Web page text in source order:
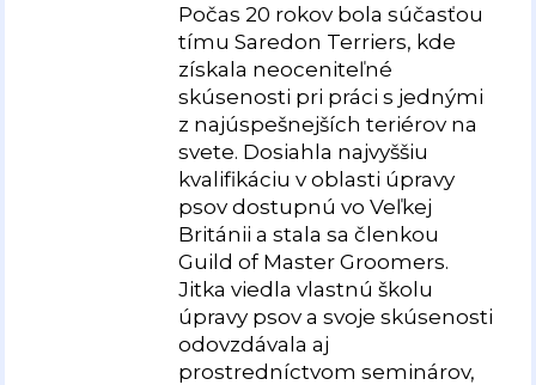
Počas 20 rokov bola súčasťou
tímu Saredon Terriers, kde
získala neoceniteľné
skúsenosti pri práci s jednými
z najúspešnejších teriérov na
svete. Dosiahla najvyššiu
kvalifikáciu v oblasti úpravy
psov dostupnú vo Veľkej
Británii a stala sa členkou
Guild of Master Groomers.
Jitka viedla vlastnú školu
úpravy psov a svoje skúsenosti
odovzdávala aj
prostredníctvom seminárov,